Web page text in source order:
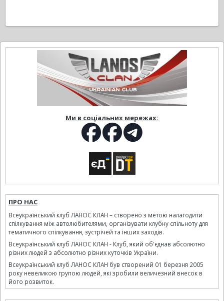
Ми в соціальних мережах:
ПРО НАС
Всеукраїнський клуб ЛАНОС КЛАН – створено з метою налагодити
спілкування між автолюбителями, організувати клубну спільноту для
тематичного спілкування, зустрічей та інших заходів.
Всеукраїнський клуб ЛАНОС КЛАН - Клуб, який об'єднав абсолютно
різних людей з абсолютно різних куточків України.
Всеукраїнський клуб ЛАНОС КЛАН був створений 01 березня 2005
року невеликою групою людей, які зробили величезний внесок в
його розвиток.